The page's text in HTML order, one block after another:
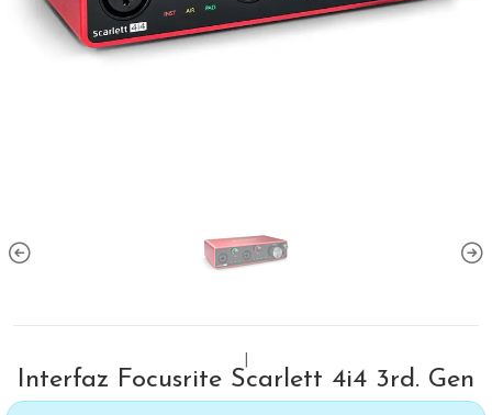
Interfaz Focusrite Scarlett 4i4 3rd. Gen